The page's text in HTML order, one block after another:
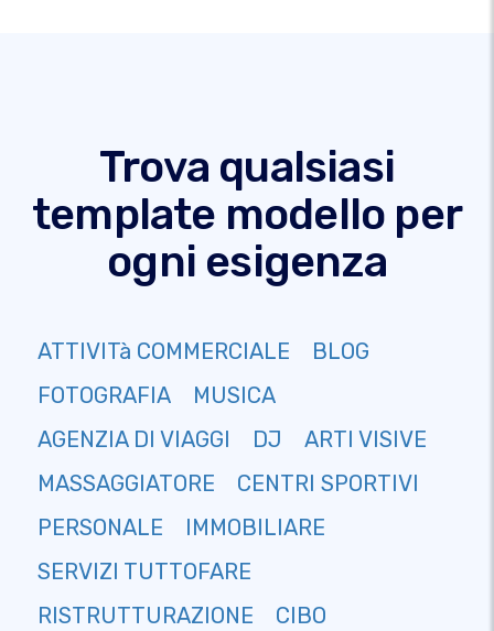
Trova qualsiasi
template modello per
ogni esigenza
ATTIVITà COMMERCIALE
BLOG
FOTOGRAFIA
MUSICA
AGENZIA DI VIAGGI
DJ
ARTI VISIVE
MASSAGGIATORE
CENTRI SPORTIVI
PERSONALE
IMMOBILIARE
SERVIZI TUTTOFARE
RISTRUTTURAZIONE
CIBO